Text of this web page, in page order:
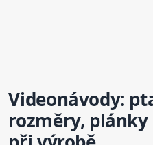
Videonávody:
rozměry, plánky